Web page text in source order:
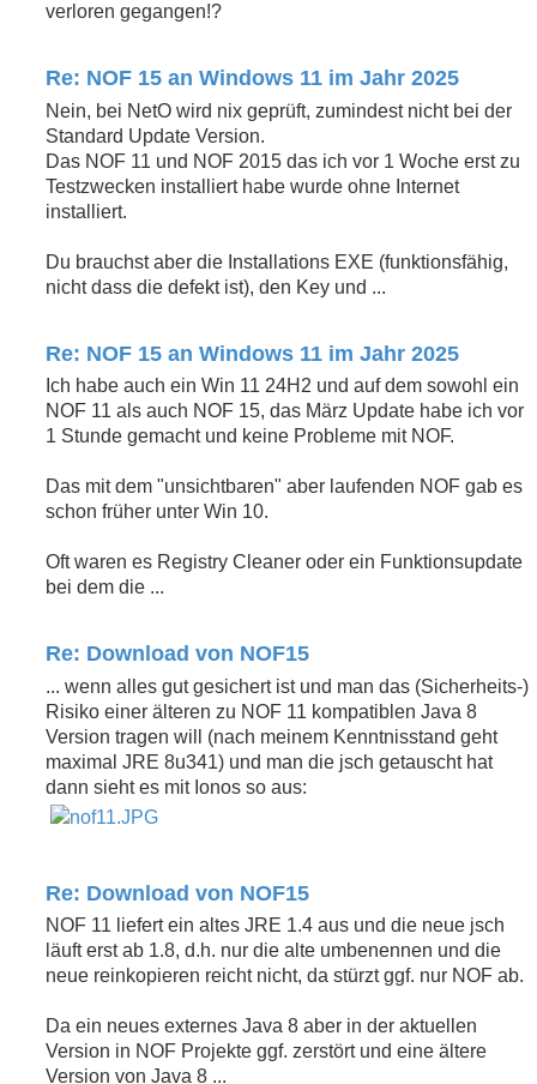
verloren gegangen!?
Re: NOF 15 an Windows 11 im Jahr 2025
Nein, bei NetO wird nix geprüft, zumindest nicht bei der
Standard Update Version.
Das NOF 11 und NOF 2015 das ich vor 1 Woche erst zu
Testzwecken installiert habe wurde ohne Internet
installiert.
Du brauchst aber die Installations EXE (funktionsfähig,
nicht dass die defekt ist), den Key und ...
Re: NOF 15 an Windows 11 im Jahr 2025
Ich habe auch ein Win 11 24H2 und auf dem sowohl ein
NOF 11 als auch NOF 15, das März Update habe ich vor
1 Stunde gemacht und keine Probleme mit NOF.
Das mit dem "unsichtbaren" aber laufenden NOF gab es
schon früher unter Win 10.
Oft waren es Registry Cleaner oder ein Funktionsupdate
bei dem die ...
Re: Download von NOF15
... wenn alles gut gesichert ist und man das (Sicherheits-)
Risiko einer älteren zu NOF 11 kompatiblen Java 8
Version tragen will (nach meinem Kenntnisstand geht
maximal JRE 8u341) und man die jsch getauscht hat
dann sieht es mit Ionos so aus:
Re: Download von NOF15
NOF 11 liefert ein altes JRE 1.4 aus und die neue jsch
läuft erst ab 1.8, d.h. nur die alte umbenennen und die
neue reinkopieren reicht nicht, da stürzt ggf. nur NOF ab.
Da ein neues externes Java 8 aber in der aktuellen
Version in NOF Projekte ggf. zerstört und eine ältere
Version von Java 8 ...